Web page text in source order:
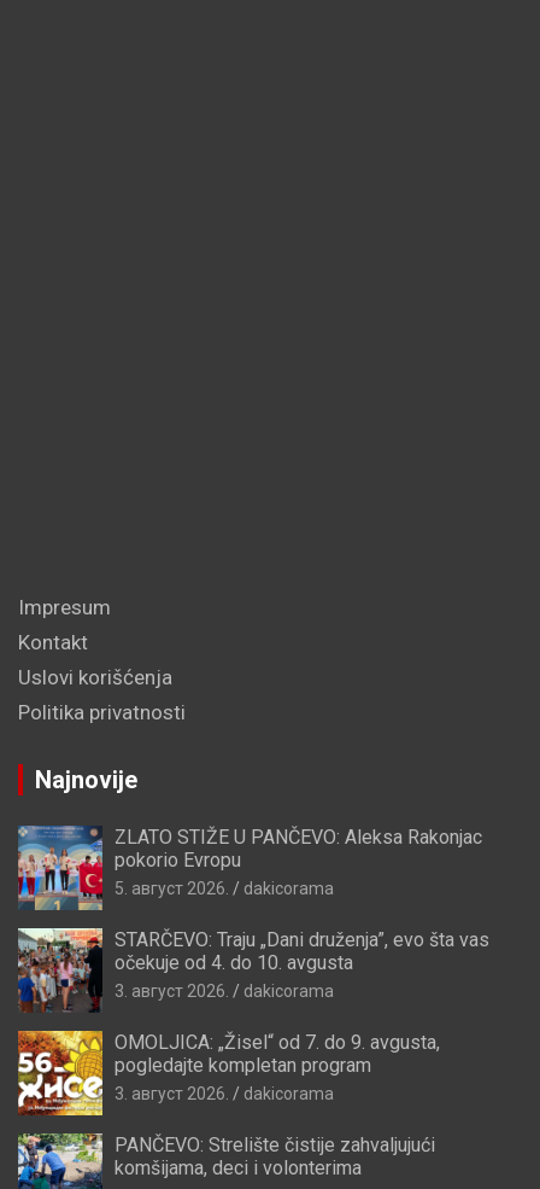
Impresum
Kontakt
Uslovi korišćenja
Politika privatnosti
Najnovije
ZLATO STIŽE U PANČEVO: Aleksa Rakonjac
pokorio Evropu
5. август 2026. dakicorama
STARČEVO: Traju „Dani druženja”, evo šta vas
očekuje od 4. do 10. avgusta
3. август 2026. dakicorama
OMOLJICA: „Žisel“ od 7. do 9. avgusta,
pogledajte kompletan program
3. август 2026. dakicorama
PANČEVO: Strelište čistije zahvaljujući
komšijama, deci i volonterima